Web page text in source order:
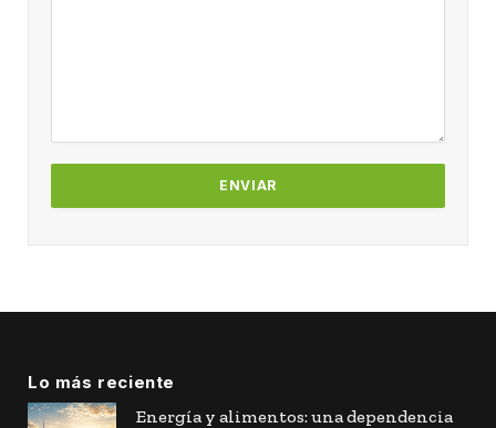
Lo más reciente
Energía y alimentos: una dependencia